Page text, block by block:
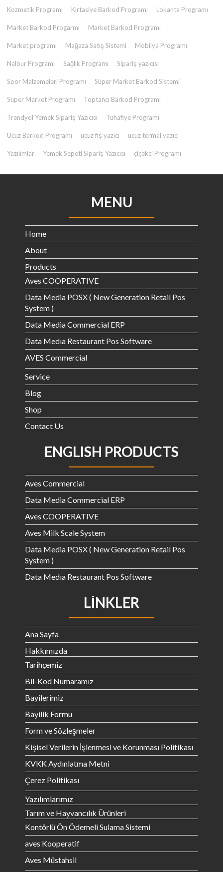
Kozmetik Programı Kırtasiye Barkod Programı Lokanta Programı
Market Barkod Progarmı Market Barkod Programı
Market programı Mağaza Satış Sistemi Mobilya Programı
Nalbur Programı Sağlık Programı Sipariş yazıcısı
Spor Malzemeleri Programı Süper Market Barkod Sistemi
Süper Market Programı Toptancı Barkod Programı
Trendyol Yemek Sipariş Yazıcısı Tuhafiye Programı
Ucuz Barkod Programı ucuz fiş yazıcı ucuz termal yazıcı
Yazılımlar Yemek Sepeti Sipariş Yazıcısı çiçekci Programı
MENU
Home
About
Products
Aves COOPERATIVE
Data Media POSX ( New Generation Retail Pos
System )
Data Media Commercial ERP
Data Medıa Restaurant Pos Software
AVES Commercial
Service
Blog
Shop
Contact Us
ENGLISH PRODUCTS
Aves Commercial
Data Media Commercial ERP
Aves COOPERATIVE
Aves Milk Scale System
Data Media POSX ( New Generation Retail Pos
System )
Data Medıa Restaurant Pos Software
LINKLER
Ana Sayfa
Hakkımızda
Tarihçemiz
Bil-Kod Numaramız
Bayilerimiz
Bayilik Formu
Form ve Sözleşmeler
Kişisel Verilerin İşlenmesi ve Korunması Politikası
KVKK Aydınlatma Metni
Çerez Politikası
Yazılımlarımız
Tarım ve Hayvancılık Ürünleri
Kontörlü Ön Ödemeli Sulama Sistemi
aves Kooperatif
Aves Müstahsil